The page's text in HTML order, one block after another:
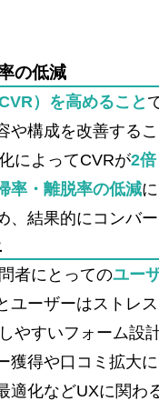
の低減
）を高めること
や構成を改善する
によってCVRが2
率・離脱率の低減
結果的にコンバ
者にとってのユー
ユーザーはストレ
すいフォーム設
得や口コミ拡大
適化などUXに関